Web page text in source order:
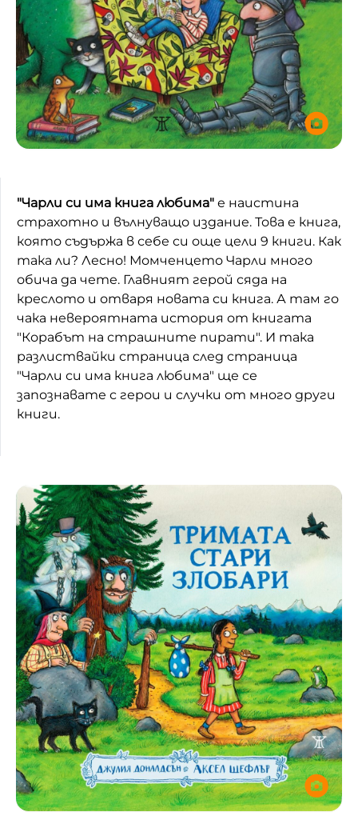
"Чарли си има книга любима" е наистина
страхотно и вълнуващо издание. Това е книга,
която съдържа в себе си още цели 9 книги. Как
така ли? Лесно! Момченцето Чарли много
обича да чете. Главният герой сяда на
креслото и отваря новата си книга. А там го
чака невероятната история от книгата
"Корабът на страшните пирати". И така
разлиствайки страница след страница
"Чарли си има книга любима" ще се
запознавате с герои и случки от много други
книги.